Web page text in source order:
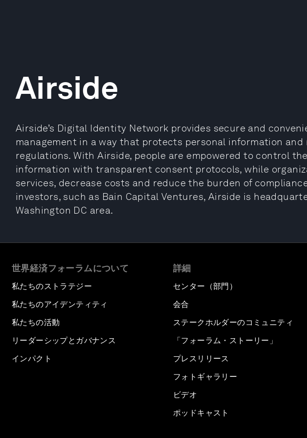
Airside
Airside’s Digital Identity Network provides secure and
management in a way that protects personal information and
regulations. With Airside, people are empowered to control
information with transparent consent protocols, while
services, decrease costs and reduce the burden of
investors, such as Bain Capital Ventures, Airside is
Washington DC area.
世界経済フォーラムについて
私たちのストラテジー
私たちのアイデンティティ
私たちの活動
リーダーシップとガバナンス
インパクト
詳細
センター（部門）
会合
ステークホルダーのコミュニティ
「フォーラム・ストーリー」
プレスリリース
フォトギャラリー
ビデオ
ポッドキャスト